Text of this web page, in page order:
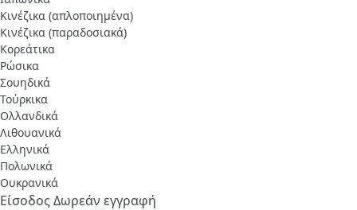
Κινέζικα (απλοποιημένα)
Κινέζικα (παραδοσιακά)
Κορεάτικα
Ρώσικα
Σουηδικά
Τούρκικα
Ολλανδικά
Λιθουανικά
Ελληνικά
Πολωνικά
Ουκρανικά
ΕίσοδοςΔωρεάν εγγραφή